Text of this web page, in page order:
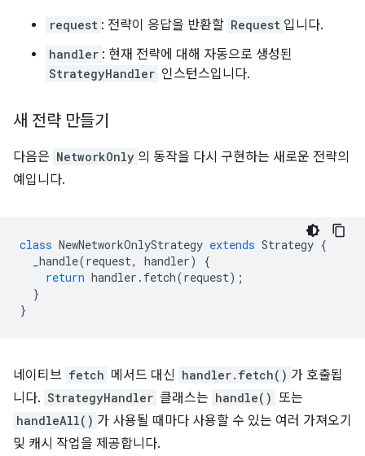
request : 전략이 응답을 반환할 Request 입니다.
handler : 현재 전략에 대해 자동으로 생성된
StrategyHandler 인스턴스입니다.
새 전략 만들기
다음은 NetworkOnly 의 동작을 다시 구현하는 새로운 전략의
예입니다.
class NewNetworkOnlyStrategy extends Strategy {
_handle(request, handler)
{
return handler . fetch(request);
}
}
네이티브 fetch 메서드 대신 handler.fetch() 가 호출됩
니다. StrategyHandler 클래스는 handle() 또는
handleAll() 가 사용될 때마다 사용할 수 있는 여러 가져오기
및 캐시 작업을 제공합니다.